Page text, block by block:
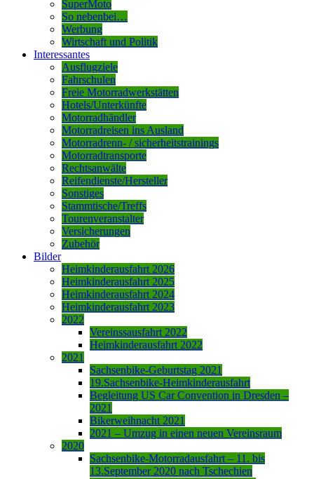
SuperMoto
So nebenbei…
Werbung
Wirtschaft und Politik
Interessantes
Ausflugziele
Fahrschulen
Freie Motorradwerkstätten
Hotels/Unterkünfte
Motorradhändler
Motorradreisen ins Ausland
Motorradrenn- / sicherheitstrainings
Motorradtransporte
Rechtsanwälte
Reifendienste/Hersteller
Sonstiges
Stammtische/Treffs
Tourenveranstalter
Versicherungen
Zubehör
Bilder
Heimkinderausfahrt 2026
Heimkinderausfahrt 2025
Heimkinderausfahrt 2024
Heimkinderausfahrt 2023
2022
Vereinssausfahrt 2022
Heimkinderausfahrt 2022
2021
Sachsenbike-Geburtstag 2021
19.Sachsenbike-Heimkinderausfahrt
Begleitung US Car Convention in Dresden –
2021
Bikerweihnacht 2021
2021 – Umzug in einen neuen Vereinsraum
2020
Sachsenbike-Motorradausfahrt – 11. bis
13.September 2020 nach Tschechien